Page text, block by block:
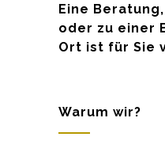
Eine
oder zu einer
Ort ist für Sie
Warum wir?